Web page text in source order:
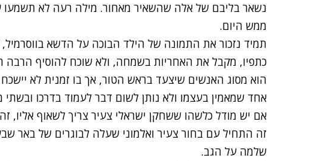
נשאר בליבם של אלה שהשאיר מאחור. מילה רעה לא תשמעו
ממש היום.
תמיד נזכור את התמונה של הילד הבוכה על הדשא
כתפיו, מקבל את האחריות בשמחה, ולא שוכח להוסיף הרבה
הוא מסוג האנשים שיצעד בראש הטור, אך בו זמנית לא
אחד שמאמין בעצמו ולא נותן לשום דבר לעמוד בדרכו ובשתי
אם יש מודל כלשהו ששחקן ישראלי צעיר צריך לשאוף אליו,
שלמה על הגב.